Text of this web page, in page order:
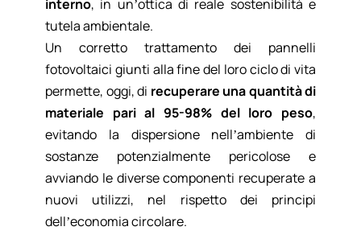
interno, in un’ottica di reale sostenibilità e
tutela ambientale.
Un corretto trattamento dei pannelli
fotovoltaici giunti alla fine del loro ciclo di vita
permette, oggi, di recuperare una quantità di
materiale pari al 95-98% del loro peso,
evitando la dispersione nell’ambiente di
sostanze potenzialmente pericolose e
avviando le diverse componenti recuperate a
nuovi utilizzi, nel rispetto dei principi
dell’economia circolare.